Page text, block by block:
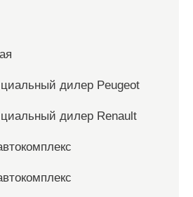
дилер Peugeot
дилер Renault